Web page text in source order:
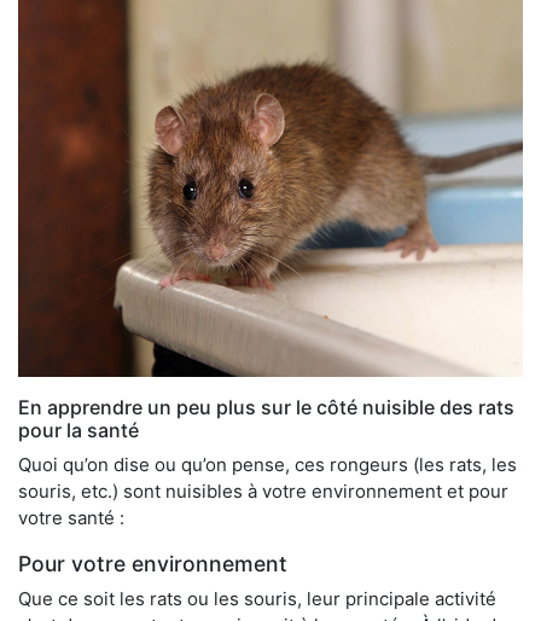
En apprendre un peu plus sur le côté nuisible des rats
pour la santé
Quoi qu’on dise ou qu’on pense, ces rongeurs (les rats, les
souris, etc.) sont nuisibles à votre environnement et pour
votre santé :
Pour votre environnement
Que ce soit les rats ou les souris, leur principale activité